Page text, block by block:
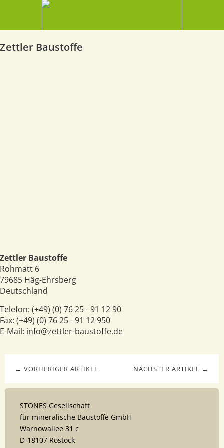
Zettler Baustoffe
Zettler Baustoffe
Rohmatt 6
79685 Häg-Ehrsberg
Deutschland
Telefon: (+49) (0) 76 25 - 91 12 90
Fax: (+49) (0) 76 25 - 91 12 950
E-Mail: info@zettler-baustoffe.de
NÄCHSTER ARTIKEL →
← VORHERIGER ARTIKEL
STONES Gesellschaft
für mineralische Baustoffe GmbH
Warnowallee 31 c
D-18107 Rostock